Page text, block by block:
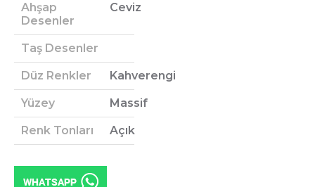
Ahşap
Desenler
Ceviz
Taş Desenler
Düz Renkler Kahverengi
Yüzey Massif
Renk Tonları Açık